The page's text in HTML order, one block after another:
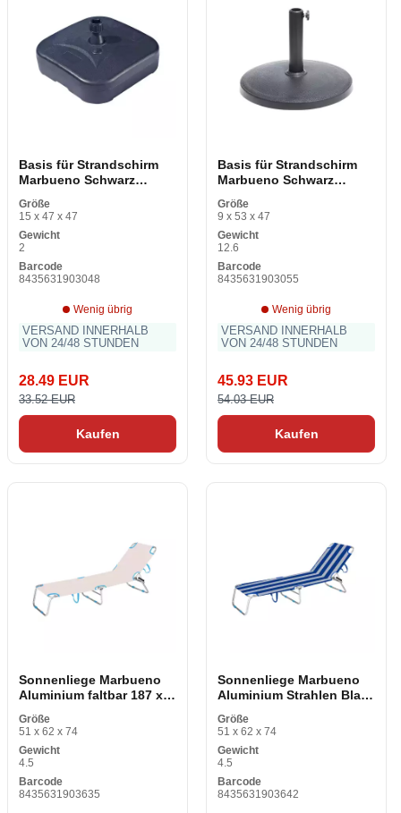
Basis für Strandschirm
Marbueno Schwarz
cm
Größe
15 x 47 x 47
Gewicht
2
Barcode
8435631903048
Wenig übrig
VERSAND INNERHALB
VON 24/48 STUNDEN
28.49 EUR
33.52 EUR
Kaufen
Basis für Strandschirm
Marbueno Schwarz
Größe
9 x 53 x 47
Gewicht
12.6
Barcode
8435631903055
Wenig übrig
VERSAND INNERHALB
VON 24/48 STUNDEN
45.93 EUR
54.03 EUR
Kaufen
Sonnenliege Marbueno
Aluminium faltbar 187 x
Größe
51 x 62 x 74
Gewicht
4.5
Barcode
8435631903635
Sonnenliege Marbueno
Aluminium Strahlen Blau
Größe
51 x 62 x 74
Gewicht
4.5
Barcode
8435631903642